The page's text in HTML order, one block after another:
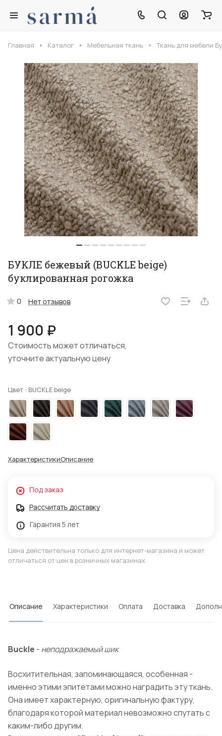
Главная Каталог Мебельная ткань Ткань для мебели
БУКЛЕ бежевый (BUCKLE beige)
буклированная рогожка
0 Нет отзывов
1 900 ₽
Стоимость может отличаться,
уточните актуальную цену
Цвет : BUCKLE beige
ХарактеристикиОписание
Под заказ
Рассчитать доставку
Гарантия 5 лет
Цена действительна только для интернет-магазина и может
отличаться от цен в розничных магазинах
Описание Характеристики Оплата Доставка
Buckle - неподражаемый шик
Восхитительная, запоминающаяся, особенная -
именно этими эпитетами можно наградить эту ткань.
Она имеет характерную, оригинальную фактуру,
благодаря которой материал невозможно спутать с
каким-либо другим.